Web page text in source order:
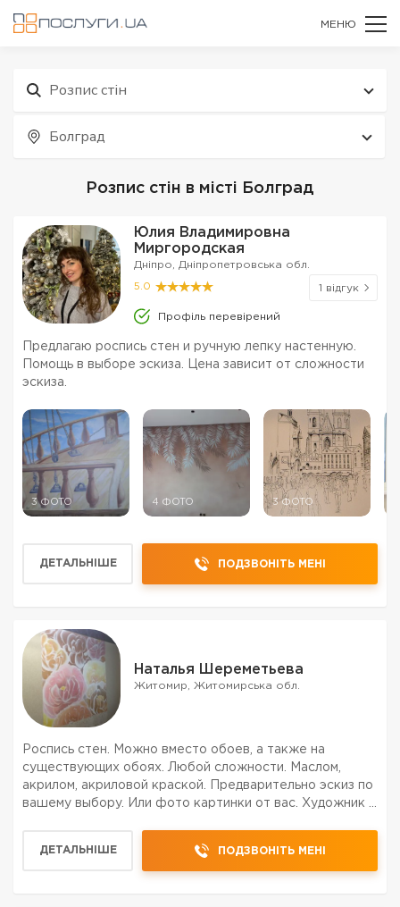
МЕНЮ
Розпис стін
Болград
Розпис стін в місті Болград
Юлия Владимировна
Миргородская
Дніпро, Дніпропетровська обл.
5.0 1 відгук
Профіль перевірений
Предлагаю роспись стен и ручную лепку настенную.
Помощь в выборе эскиза. Цена зависит от сложности
эскиза.
3 ФОТО 4 ФОТО 3 ФОТО
ДЕТАЛЬНІШЕ ПОДЗВОНІТЬ МЕНІ
Наталья Шереметьева
Житомир, Житомирська обл.
Роспись стен. Можно вместо обоев, а также на
существующих обоях. Любой сложности. Маслом,
акрилом, акриловой краской. Предварительно эскиз по
вашему выбору. Или фото картинки от вас. Художник с
ДЕТАЛЬНІШЕ ПОДЗВОНІТЬ МЕНІ